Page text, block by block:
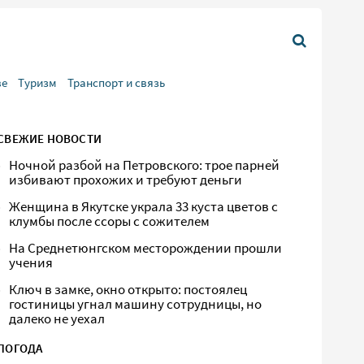
Туризм Транспорт и связь
НОВОСТИ
Ночной разбой на Петровского: трое парней
избивают прохожих и требуют деньги
Женщина в Якутске украла 33 куста цветов с
клумбы после ссоры с сожителем
На Среднетюнгском месторождении прошли
учения
Ключ в замке, окно открыто: постоялец
гостиницы угнал машину сотрудницы, но
далеко не уехал